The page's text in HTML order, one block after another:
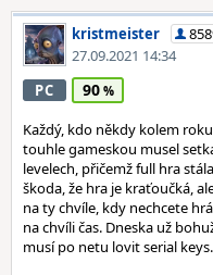
kristmeister
27.09.2021 14:34
PC 90
Každý, kdo někdy kolem
touhle gameskou musel
levelech, přičemž full hra
škoda, že hra je kraťoučká,
na ty chvíle, kdy nechcete
na chvíli čas. Dneska už
musí po netu lovit serial keys.